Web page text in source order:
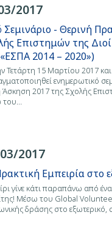
2017
- Θερινή
Επιστημών της
2014 – 2020»)
15 Μαρτίου 2017
ενημερωτικό
Άσκηση 2017 της Σχολής
του…
2017
Εμπειρία στο
γίνε κάτι παραπάνω από
Μέσω του Global
δράσης στο εξωτερικό,